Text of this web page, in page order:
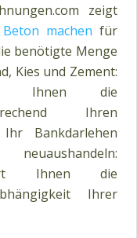
zeigt
Beton machen für
benötigte Menge
Kies und Zement:
Ihnen die
Ihren
Bankdarlehen
Ihnen die
Ihrer